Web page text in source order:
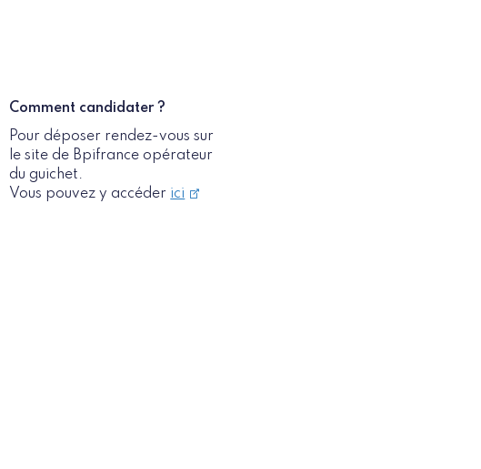
Comment candidater ?
Pour déposer rendez-vous sur
le site de Bpifrance opérateur
du guichet.
Vous pouvez y accéder ici